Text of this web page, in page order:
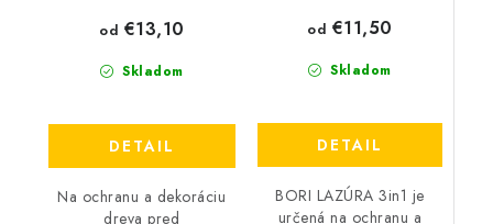
Skladom
od €13,10
DETAIL
Na ochranu a dekoráciu
dreva pred
Skladom
od €11,50
DETAIL
BORI LAZÚRA 3in1 je
určená na ochranu a